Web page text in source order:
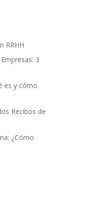
RRHH
3
es y cómo
Recibos de
¿Cómo